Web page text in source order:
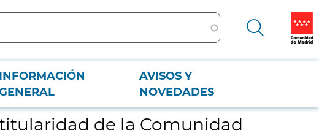
INFORMACIÓN
AVISOS Y
NOVEDADES
de la Comunidad